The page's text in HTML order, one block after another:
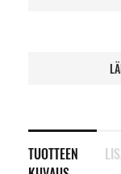
TUOTTEEN